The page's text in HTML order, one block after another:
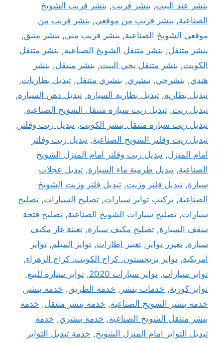
بنشر عند البيت, بنشر قريب, بنشر قريب الشويخ
الصناعية, بنشر قريب من موقعي, بنشر قريب من
موقعي الشويخ الصناعية, بنشر قريب مني, بنشر متنق,
بنشر متنقل, بنشر متنقل الشويخ الصناعية, بنشر متنقل
الكويت, بنشر متنقل يجي البيت, بنشر منتقل, بنشر
هندي, بنشرجي, بنشري, بنشري متنقل, تبديل بطاريات,
تبديل بطارية, تبديل بطارية السيارة, تبديل دهن السيارة,
تبديل زيت, تبديل زيت سيارة متنقل الشويخ الصناعية,
تبديل زيت سيارة متنقل بنشر الكويت, تبديل زيت وفلتر ,
تبديل زيت وفلتر الشويخ الصناعية, تبديل زيت وفلتر
امام المنزل, تبديل زيت وفلتر امام المنزل الشويخ
الصناعية, تبديل طرمبة ماء السيارة, تبديل عجلات
سيارة, تبديل فلتر وزيت, تبديل فلتر وزيت الشويخ
الصناعية, تركيب تواير سيارات, تصليح السيارات, تصليح
سيارات, تصليح سيارات الشويخ الصناعية, تصليح فتحة
سقف السيارة, تصليح مكيف سيارة, تعبئة غاز مكيف
سيارة, تغيرر تواير , تغيير اطارات, تواير الميلم, تواير
امريكية, تواير بريجستون. كراج الكويت. كراج الزهراء,
تواير سيارات, تواير سيارات 2020 , تواير سيارة للبيع,
تواير كورية, خدمات بنشر , خدمة الطريق, خدمة بنشر ,
خدمة بنشر الشويخ الصناعية, خدمة بنشر متنقل, خدمة
بنشر متنقل الشويخ الصناعية, خدمة بنشري, خدمة
تبديل التواير امام المنزل الشويخ, خدمة تبديل التواير